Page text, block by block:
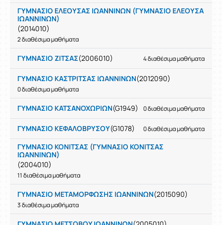
ΓΥΜΝΑΣΙΟ ΕΛΕΟΥΣΑΣ ΙΩΑΝΝΙΝΩΝ (ΓΥΜΝΑΣΙΟ ΕΛΕΟΥΣΑ
ΙΩΑΝΝΙΝΩΝ)
(2014010)
2 διαθέσιμα μαθήματα
ΓΥΜΝΑΣΙΟ ΖΙΤΣΑΣ(2006010) 4 διαθέσιμα μαθήματα
ΓΥΜΝΑΣΙΟ ΚΑΣΤΡΙΤΣΑΣ ΙΩΑΝΝΙΝΩΝ(2012090)
0 διαθέσιμα μαθήματα
ΓΥΜΝΑΣΙΟ ΚΑΤΣΑΝΟΧΩΡΙΩΝ(G1949) 0 διαθέσιμα μαθήματα
ΓΥΜΝΑΣΙΟ ΚΕΦΑΛΟΒΡΥΣΟΥ(G1078) 0 διαθέσιμα μαθήματα
ΓΥΜΝΑΣΙΟ ΚΟΝΙΤΣΑΣ (ΓΥΜΝΑΣΙΟ ΚΟΝΙΤΣΑΣ
ΙΩΑΝΝΙΝΩΝ)
(2004010)
11 διαθέσιμα μαθήματα
ΓΥΜΝΑΣΙΟ ΜΕΤΑΜΟΡΦΩΣΗΣ ΙΩΑΝΝΙΝΩΝ(2015090)
3 διαθέσιμα μαθήματα